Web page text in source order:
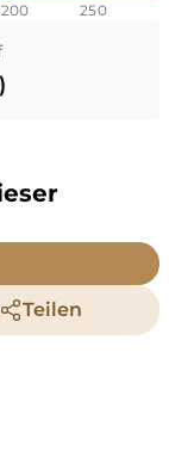
200 250
Teilen